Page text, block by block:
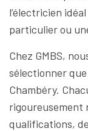
l’électricien
particulier ou
Chez GMBS,
sélectionner
Chambéry.
rigoureusement
qualifications,